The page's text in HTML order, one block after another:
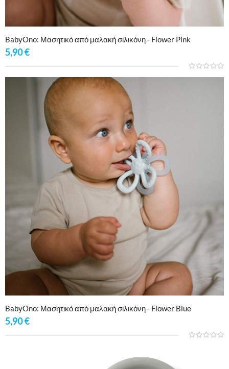
BabyOno: Μασητικό από μαλακή σιλικόνη - Flower Pink
5,90€
BabyOno: Μασητικό από μαλακή σιλικόνη - Flower Blue
5,90€